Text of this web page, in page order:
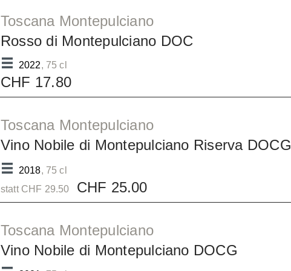
Toscana Montepulciano
Rosso di Montepulciano DOC
2022, 75 cl
CHF 17.80
Toscana Montepulciano
Vino Nobile di Montepulciano Riserva DOCG
2018, 75 cl
statt CHF 29.50
CHF 25.00
Toscana Montepulciano
Vino Nobile di Montepulciano DOCG